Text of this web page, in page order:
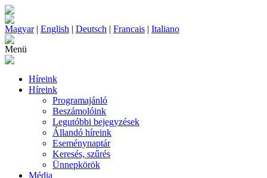
Magyar| English | Deutsch | Francais | Italiano
Menü
Híreink
Híreink
Programajánló
Beszámolóink
Legutóbbi bejegyzések
Állandó híreink
Eseménynaptár
Keresés, szűrés
Ünnepkörök
Média